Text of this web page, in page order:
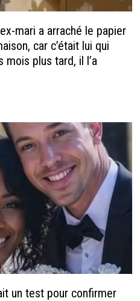
mari a arraché le papier
car c’était lui qui
mois plus tard, il l’a
un test pour confirmer